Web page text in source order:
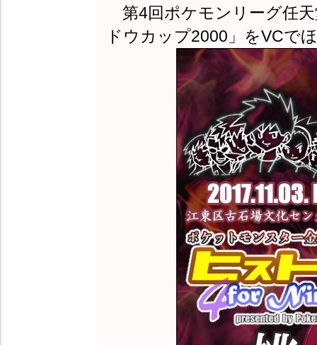
第4回ポケモンリーグ任
ドウカップ2000」をVCで